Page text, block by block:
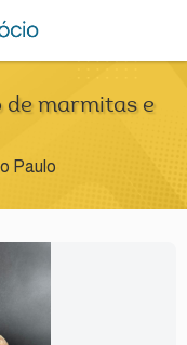
de marmitas e
Paulo